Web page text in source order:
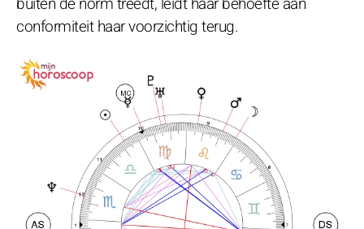
conformiteit haar voorzichtig terug.